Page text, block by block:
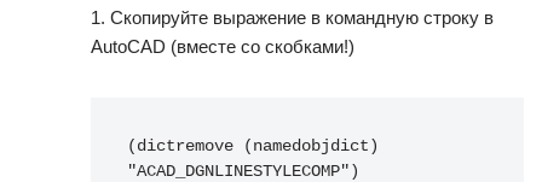
1. Скопируйте выражение в командную строку в
AutoCAD (вместе со скобками!)
(dictremove (namedobjdict)
"ACAD_DGNLINESTYLECOMP")